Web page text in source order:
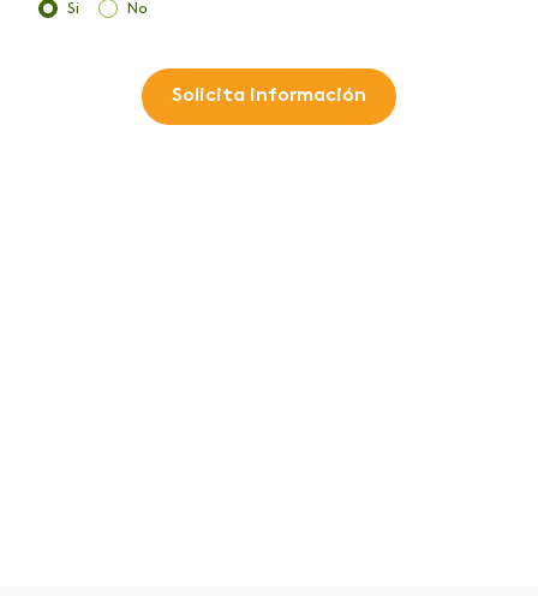
Si No
Solicita información